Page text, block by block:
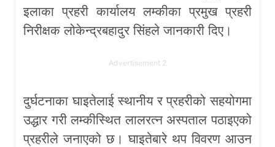
इलाका प्रहरी कार्यालय लम्कीका प्रमुख प्रहरी
निरीक्षक लोकेन्द्रबहादुर सिंहले जानकारी दिए।
Advertisement 2
दुर्घटनाका घाइतेलाई स्थानीय र प्रहरीको सहयोगमा
उद्धार गरी लम्कीस्थित लालरत्न अस्पताल पठाइएको
प्रहरीले जनाएको छ। घाइतेबारे थप विवरण आउन